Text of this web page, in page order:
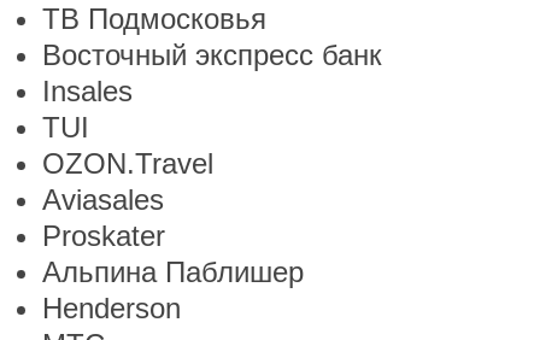
ТВ Подмосковья
Восточный экспресс банк
Insales
TUI
OZON.Travel
Aviasales
Proskater
Альпина Паблишер
Henderson